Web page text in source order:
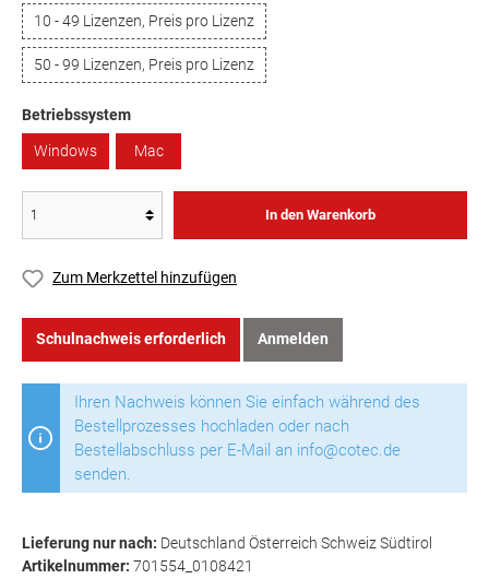
10 - 49 Lizenzen, Preis pro Lizenz
50 - 99 Lizenzen, Preis pro Lizenz
Betriebssystem
Windows
Mac
In den Warenkorb
Zum Merkzettel hinzufügen
Schulnachweis erforderlich Anmelden
Ihren Nachweis können Sie einfach während des
Bestellprozesses hochladen oder nach
Bestellabschluss per E-Mail an info@cotec.de
senden.
Lieferung nur nach: Deutschland Österreich Schweiz Südtirol
Artikelnummer: 701554_0108421